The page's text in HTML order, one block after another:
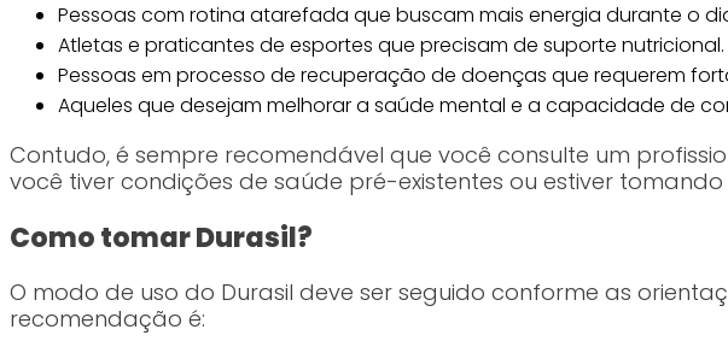
Pessoas com rotina atarefada que buscam mais energia durante o
Atletas e praticantes de esportes que precisam de suporte nutricional.
Pessoas em processo de recuperação de doenças que requerem
Aqueles que desejam melhorar a saúde mental e a capacidade de
Contudo, é sempre recomendável que você consulte um
você tiver condições de saúde pré-existentes ou estiver
Como tomar Durasil?
O modo de uso do Durasil deve ser seguido conforme as
recomendação é: